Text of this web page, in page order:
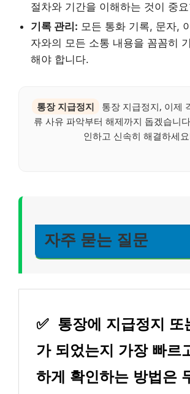
절차와 기간을 이해하는 것이 중
기록 관리: 모든 통화 기록, 문자,
자와의 모든 소통 내용을 꼼꼼히
해야 합니다.
통장 지급정지
통장 지급정지, 이제
류 사유 파악부터 해제까지 돕겠습니
인하고 신속히 해결하세
자주 묻는 질문
✅ 통장에 지급정지 또
가 되었는지 가장 빠르
하게 확인하는 방법은